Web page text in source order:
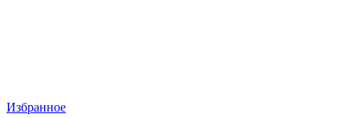
Избранное